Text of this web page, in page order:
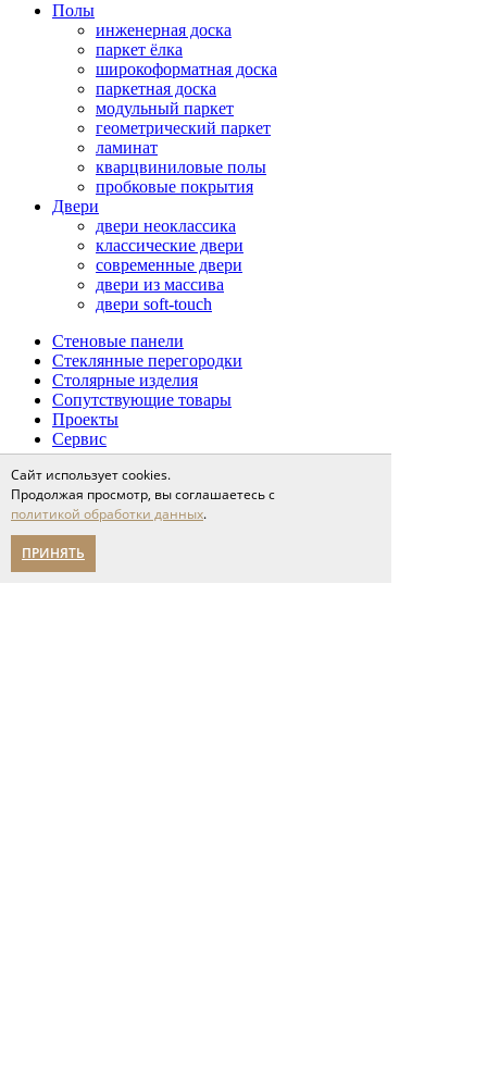
Полы
инженерная доска
паркет ёлка
широкоформатная доска
паркетная доска
модульный паркет
геометрический паркет
ламинат
кварцвиниловые полы
пробковые покрытия
Двери
двери неоклассика
классические двери
современные двери
двери из массива
двери soft-touch
Стеновые панели
Стеклянные перегородки
Столярные изделия
Сопутствующие товары
Проекты
Сервис
доставка и оплата
напольные покрытия
межкомнатные двери
Спецпредложения
Партнерам
О компании
Сайт использует cookies.
Продолжая просмотр, вы соглашаетесь с
политикой обработки данных.
ПРИНЯТЬ